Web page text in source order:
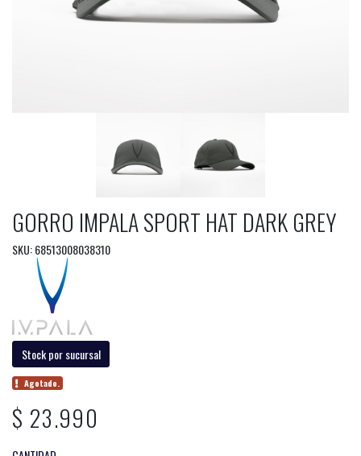
GORRO IMPALA SPORT HAT DARK GREY
SKU: 68513008038310
Stock por sucursal
Agotado.
$ 23.990